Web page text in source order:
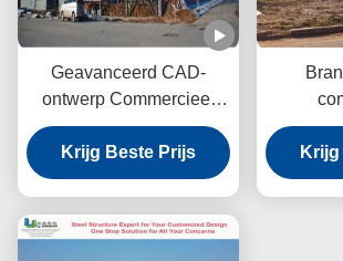
Geavanceerd CAD-
ontwerp Commercieel
staalgebouw Roll-up deur
kosteneffectief
Krijg Beste Prijs
kleur